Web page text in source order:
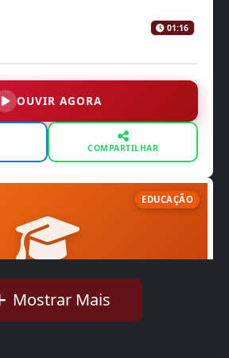
01:16
OUVIR AGORA
COMPARTILHAR
EDUCAÇÃO
da educação básica no país
Mostrar Mais